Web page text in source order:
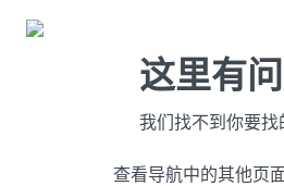
这里有
我们找不到你要找
查看导航中的其他页